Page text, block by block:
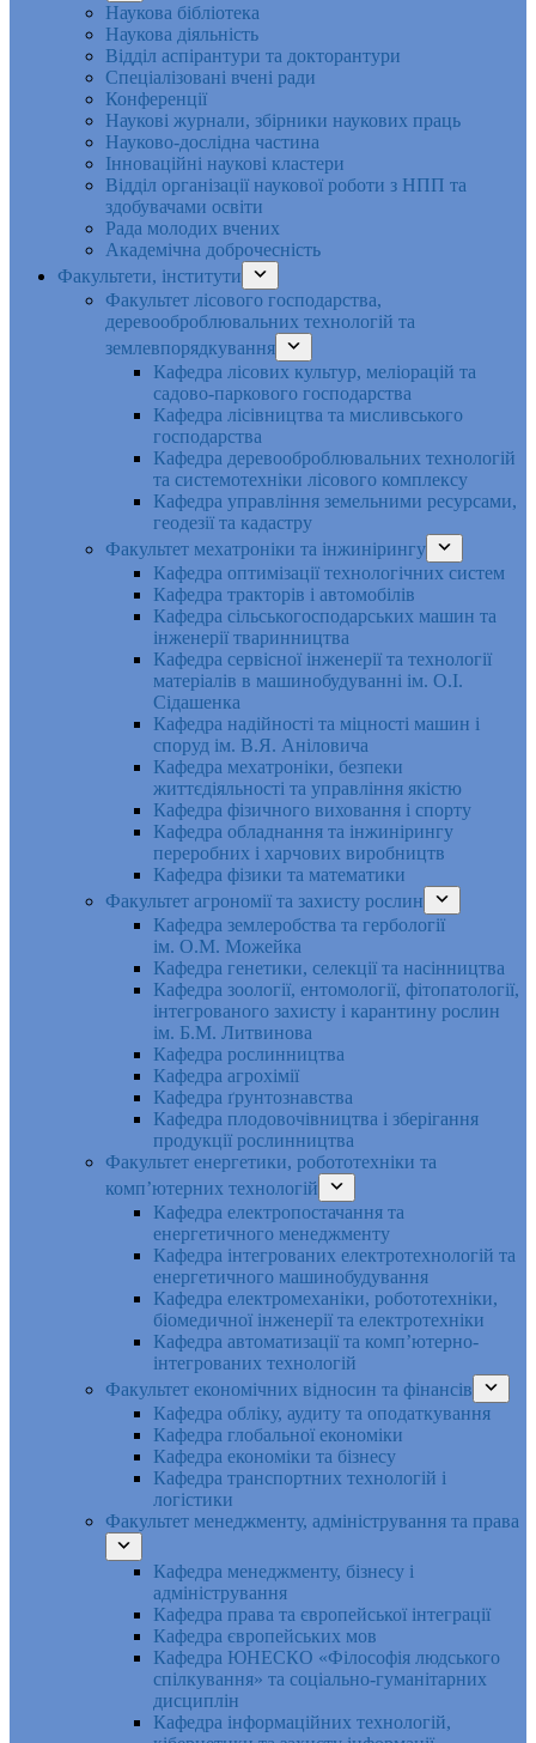
Наукова бібліотека
Наукова діяльність
Відділ аспірантури та докторантури
Спеціалізовані вчені ради
Конференції
Наукові журнали, збірники наукових праць
Науково-дослідна частина
Інноваційні наукові кластери
Відділ організації наукової роботи з НПП та
здобувачами освіти
Рада молодих вчених
Академічна доброчесність
Факультети, інститути
Факультет лісового господарства,
деревооброблювальних технологій та
землевпорядкування
Кафедра лісових культур, меліорацій та
садово-паркового господарства
Кафедра лісівництва та мисливського
господарства
Кафедра деревооброблювальних технологій
та системотехніки лісового комплексу
Кафедра управління земельними ресурсами,
геодезії та кадастру
Факультет мехатроніки та інжинірингу
Кафедра оптимізації технологічних систем
Кафедра тракторів і автомобілів
Кафедра сільськогосподарських машин та
інженерії тваринництва
Кафедра cервісної інженерії та технології
матеріалів в машинобудуванні ім. О.І.
Сідашенка
Кафедра надійності та міцності машин і
споруд ім. В.Я. Аніловича
Кафедра мехатроніки, безпеки
життєдіяльності та управління якістю
Кафедра фізичного виховання і спорту
Кафедра обладнання та інжинірингу
переробних і харчових виробництв
Кафедра фізики та математики
Факультет агрономії та захисту рослин
Кафедра землеробства та гербології
ім. О.М. Можейка
Кафедра генетики, селекції та насінництва
Кафедра зоології, ентомології, фітопатології,
інтегрованого захисту і карантину рослин
ім. Б.М. Литвинова
Кафедра рослинництва
Кафедра агрохімії
Кафедра ґрунтознавства
Кафедра плодовочівництва і зберігання
продукції рослинництва
Факультет енергетики, робототехніки та
комп’ютерних технологій
Кафедра електропостачання та
енергетичного менеджменту
Кафедра інтегрованих електротехнологій та
енергетичного машинобудування
Кафедра електромеханіки, робототехніки,
біомедичної інженерії та електротехніки
Кафедра автоматизації та комп’ютерно-
інтегрованих технологій
Факультет економічних відносин та фінансів
Кафедра обліку, аудиту та оподаткування
Кафедра глобальної економіки
Кафедра економіки та бізнесу
Кафедра транспортних технологій і
логістики
Факультет менеджменту, адміністрування та права
Кафедра менеджменту, бізнесу і
адміністрування
Кафедра права та європейської інтеграції
Кафедра європейських мов
Кафедра ЮНЕСКО «Філософія людського
спілкування» та соціально-гуманітарних
дисциплін
Кафедра інформаційних технологій,